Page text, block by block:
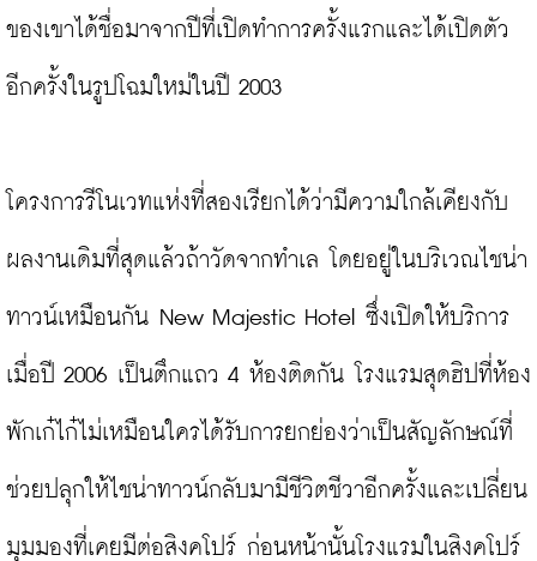
ของเขาได้ชื่อมาจากปีที่เปิดทำการครั้งแรกและได้เปิดตัว
อีกครั้งในรูปโฉมใหม่ในปี 2003
โครงการรีโนเวทแห่งที่สองเรียกได้ว่ามีความใกล้เคียงกับ
ผลงานเดิมที่สุดแล้วถ้าวัดจากทำเล โดยอยู่ในบริเวณไชน่า
ทาวน์เหมือนกัน New Majestic Hotel ซึ่งเปิดให้บริการ
เมื่อปี 2006 เป็นตึกแถว 4 ห้องติดกัน โรงแรมสุดฮิปที่ห้อง
พักเก๋ไก๋ไม่เหมือนใครได้รับการยกย่องว่าเป็นสัญลักษณ์ที่
ช่วยปลุกให้ไชน่าทาวน์กลับมามีชีวิตชีวาอีกครั้งและเปลี่ยน
มุมมองที่เคยมีต่อสิงคโปร์ ก่อนหน้านั้นโรงแรมในสิงคโปร์